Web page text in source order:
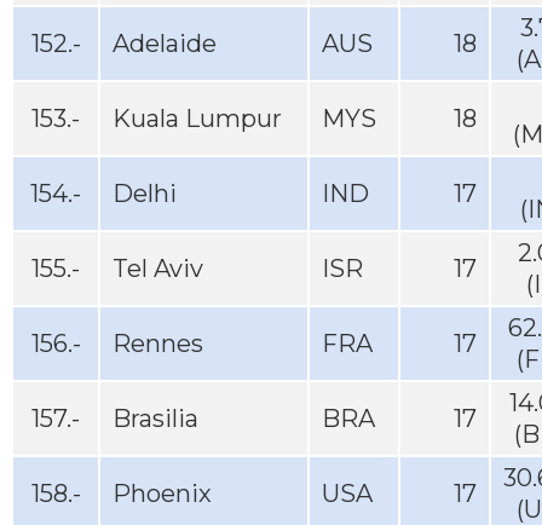
152.- Adelaide AUS 18
153.- Kuala Lumpur MYS 18
154.- Delhi IND 17
155.- Tel Aviv ISR 17
156.- Rennes FRA 17
157.- Brasilia BRA 17
158.- Phoenix USA 17